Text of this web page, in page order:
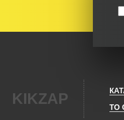
KIKZAP
ТО